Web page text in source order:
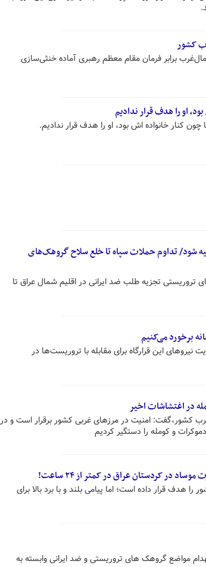
کشور
برابر فرمان مقام معظم رهبری آماده خنثی‌سازی
او را هدف قرار ندادیم
کنار خانواده اش بود، او را هدف قرار ندادیم.
شود/ تداوم حملات سپاه تا خلع سلاح گروهک‌های
تروریستی تجزیه طلب ضد ایرانی در اقلیم شمال عراق تا
برخورد می‌کنیم
نیروهای این قرارگاه برای مقابله با تروریست‌ها در
کشور،گفت: امنیت در مرزهای غربی کشور برقرار است و در
در کردستان عراق در کمتر از ۲۴ ساعت!
هدف قرار داده است؛ اما پیامی بلند و با برد بالا برای
مواضع گروهک های تروریستی و ضد ایرانی وابسته به